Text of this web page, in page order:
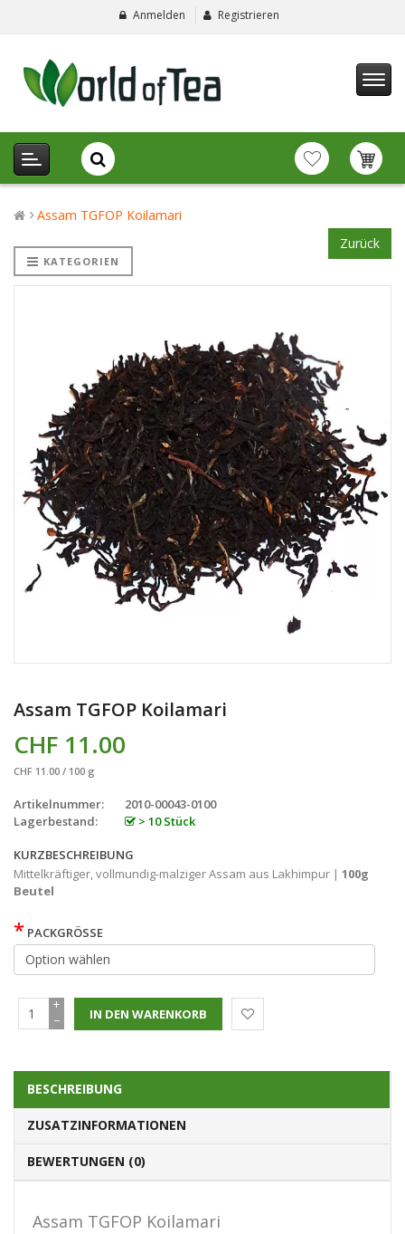
Anmelden Registrieren
Assam TGFOP Koilamari
Zurück
KATEGORIEN
Assam TGFOP Koilamari
CHF 11.00
CHF 11.00 / 100 g
Artikelnummer:
2010-00043-0100
Lagerbestand:
> 10 Stück
KURZBESCHREIBUNG
Mittelkräftiger, vollmundig-malziger Assam aus Lakhimpur | 100g
Beutel
* PACKGRÖSSE
−
+
BESCHREIBUNG
ZUSATZINFORMATIONEN
BEWERTUNGEN (0)
Assam TGFOP Koilamari